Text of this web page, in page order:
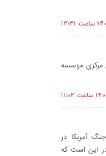
مرکزی موسسه
آمریکا در
این است که